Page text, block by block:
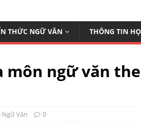
THỨC NGỮ VĂN THÔNG TIN
môn ngữ văn
Ngữ Văn 0